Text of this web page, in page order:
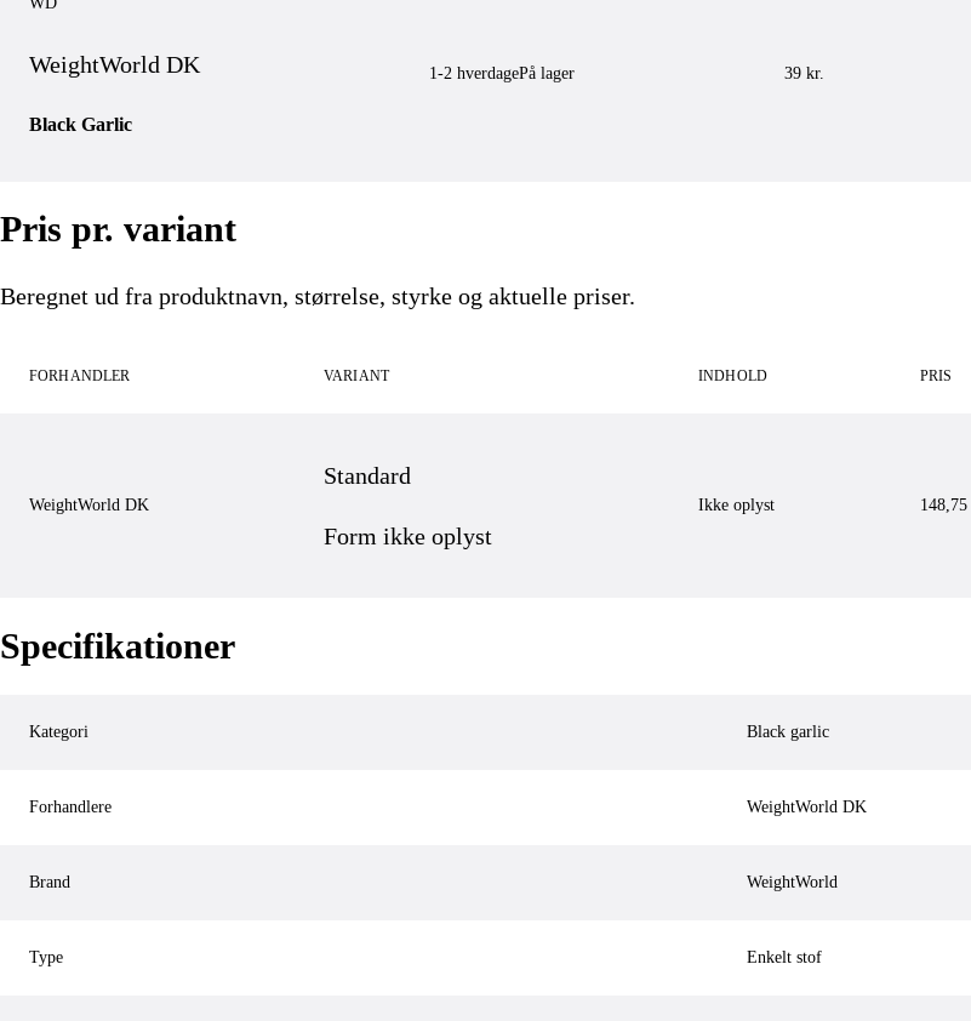
WeightWorld DK
Black Garlic
1-2 hverdagePå lager 39 kr.
Pris pr. variant
Beregnet ud fra produktnavn, størrelse, styrke og aktuelle priser.
FORHANDLER VARIANT INDHOLD PRIS
WeightWorld DK
Standard
Form ikke oplyst
Ikke oplyst 148,75
Specifikationer
Kategori Black garlic
Forhandlere WeightWorld DK
Brand WeightWorld
Type Enkelt stof